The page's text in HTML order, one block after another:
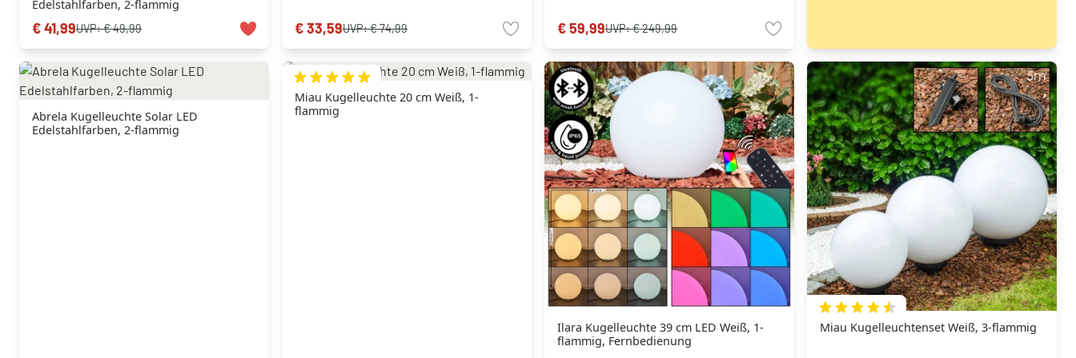
Edelstahlfarben, 2-flammig
€ 41,99UVP:€ 49,99 € 33,59UVP:€ 74,99 € 59,99UVP:€ 249,99
Abrela Kugelleuchte Solar LED
Edelstahlfarben, 2-flammig
Miau Kugelleuchte 20 cm Weiß, 1-
flammig
Ilara Kugelleuchte 39 cm LED Weiß, 1-
flammig, Fernbedienung
Miau Kugelleuchtenset Weiß, 3-flammig